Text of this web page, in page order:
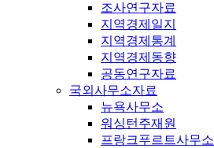
조사연구자료
지역경제일지
지역경제통계
지역경제동향
공동연구자료
국외사무소자료
뉴욕사무소
워싱턴주재원
프랑크푸르트사무소